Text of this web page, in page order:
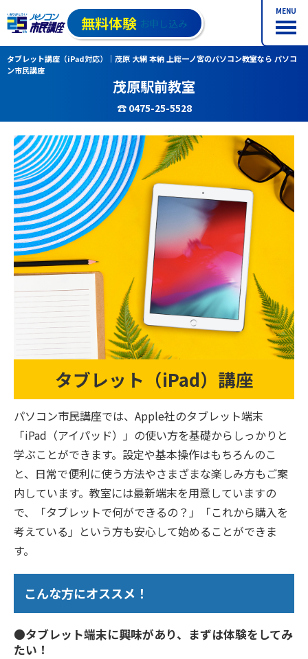
MENU
無料体験 お申し込み
タブレット講座（iPad対応）｜茂原 大網 本納 上総一ノ宮のパソコン教室なら パソコ
ン市民講座
茂原駅前教室
☎ 0475-25-5528
タブレット（iPad）講座
パソコン市民講座では、Apple社のタブレット端末
「iPad（アイパッド）」の使い方を基礎からしっかりと
学ぶことができます。設定や基本操作はもちろんのこ
と、日常で便利に使う方法やさまざまな楽しみ方もご案
内しています。教室には最新端末を用意していますの
で、「タブレットで何ができるの？」「これから購入を
考えている」という方も安心して始めることができま
す。
こんな方にオススメ！
●タブレット端末に興味があり、まずは体験をしてみ
たい！